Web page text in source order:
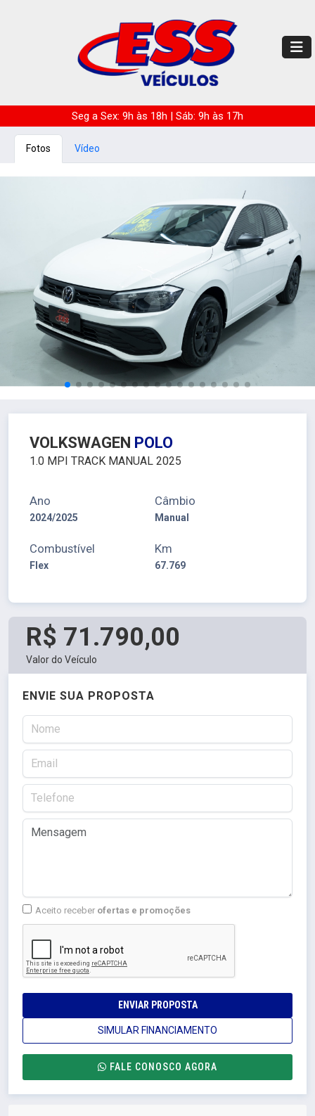
Seg a Sex: 9h às 18h | Sáb: 9h às 17h
Fotos Vídeo
VOLKSWAGEN POLO
1.0 MPI TRACK MANUAL 2025
Ano
2024/2025
Câmbio
Manual
Combustível
Flex
Km
67.769
R$ 71.790,00
Valor do Veículo
ENVIE SUA PROPOSTA
Aceito receber ofertas e promoções
ENVIAR PROPOSTA
SIMULAR FINANCIAMENTO
FALE CONOSCO AGORA